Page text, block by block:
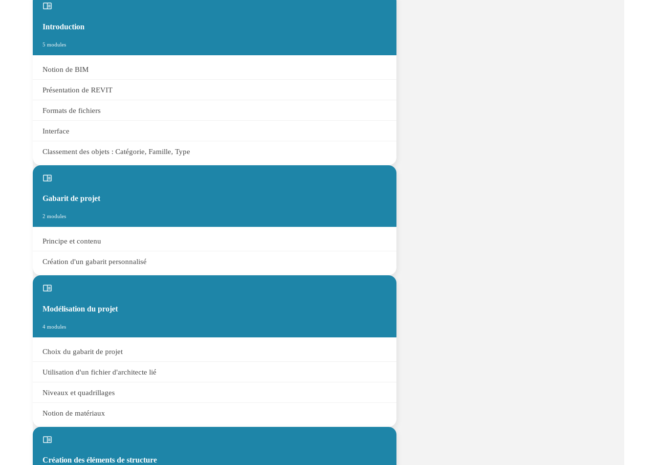
Introduction
5 modules
Notion de BIM
Présentation de REVIT
Formats de fichiers
Interface
Classement des objets : Catégorie, Famille, Type
Gabarit de projet
2 modules
Principe et contenu
Création d'un gabarit personnalisé
Modélisation du projet
4 modules
Choix du gabarit de projet
Utilisation d'un fichier d'architecte lié
Niveaux et quadrillages
Notion de matériaux
Création des éléments de structure